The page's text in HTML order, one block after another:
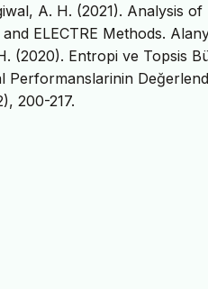
A. H. (2021). Analysis
ELECTRE Methods.
(2020). Entropi ve Topsis
Performanslarinin
200-217.